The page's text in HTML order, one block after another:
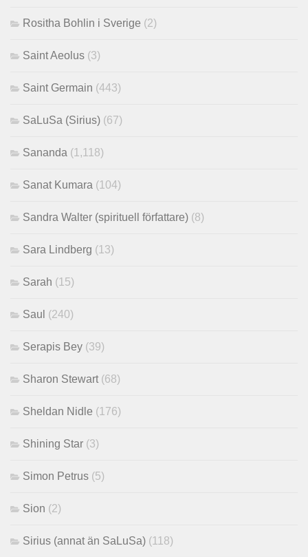
Rositha Bohlin i Sverige (2)
Saint Aeolus (3)
Saint Germain (443)
SaLuSa (Sirius) (67)
Sananda (1,118)
Sanat Kumara (104)
Sandra Walter (spirituell författare) (8)
Sara Lindberg (13)
Sarah (15)
Saul (240)
Serapis Bey (39)
Sharon Stewart (68)
Sheldan Nidle (176)
Shining Star (3)
Simon Petrus (5)
Sion (2)
Sirius (annat än SaLuSa) (118)